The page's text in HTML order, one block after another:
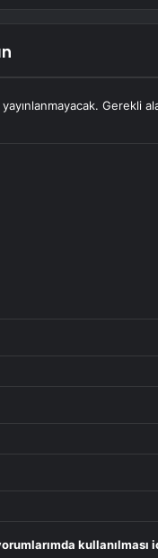
Gerekli
kullanılması